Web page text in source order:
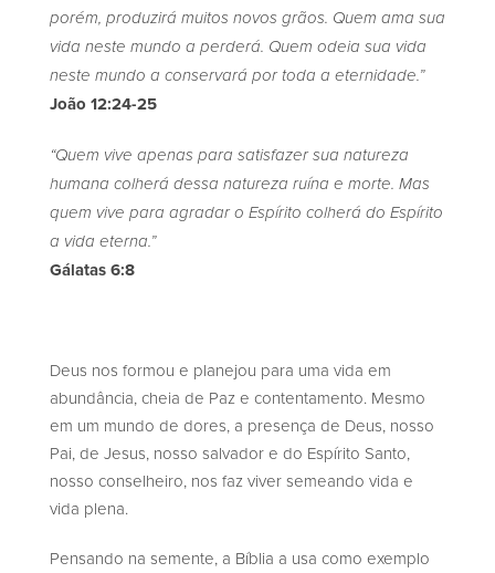
porém, produzirá muitos novos grãos. Quem ama sua
vida neste mundo a perderá. Quem odeia sua vida
neste mundo a conservará por toda a eternidade.”
João 12:24-25
“Quem vive apenas para satisfazer sua natureza
humana colherá dessa natureza ruína e morte. Mas
quem vive para agradar o Espírito colherá do Espírito
a vida eterna.”
Gálatas 6:8
Deus nos formou e planejou para uma vida em
abundância, cheia de Paz e contentamento. Mesmo
em um mundo de dores, a presença de Deus, nosso
Pai, de Jesus, nosso salvador e do Espírito Santo,
nosso conselheiro, nos faz viver semeando vida e
vida plena.
Pensando na semente, a Bíblia a usa como exemplo